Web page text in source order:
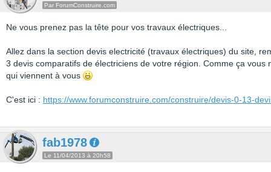
Par ForumConstruire.com
Ne vous prenez pas la tête pour vos travaux électriques...
Allez dans la section devis electricité (travaux électriques) du site,
3 devis comparatifs de électriciens de votre région. Comme ça
qui viennent à vous
C'est ici : https://www.forumconstruire.com/construire/devis-0-13-
fab1978
Le 11/04/2013 à 20h58